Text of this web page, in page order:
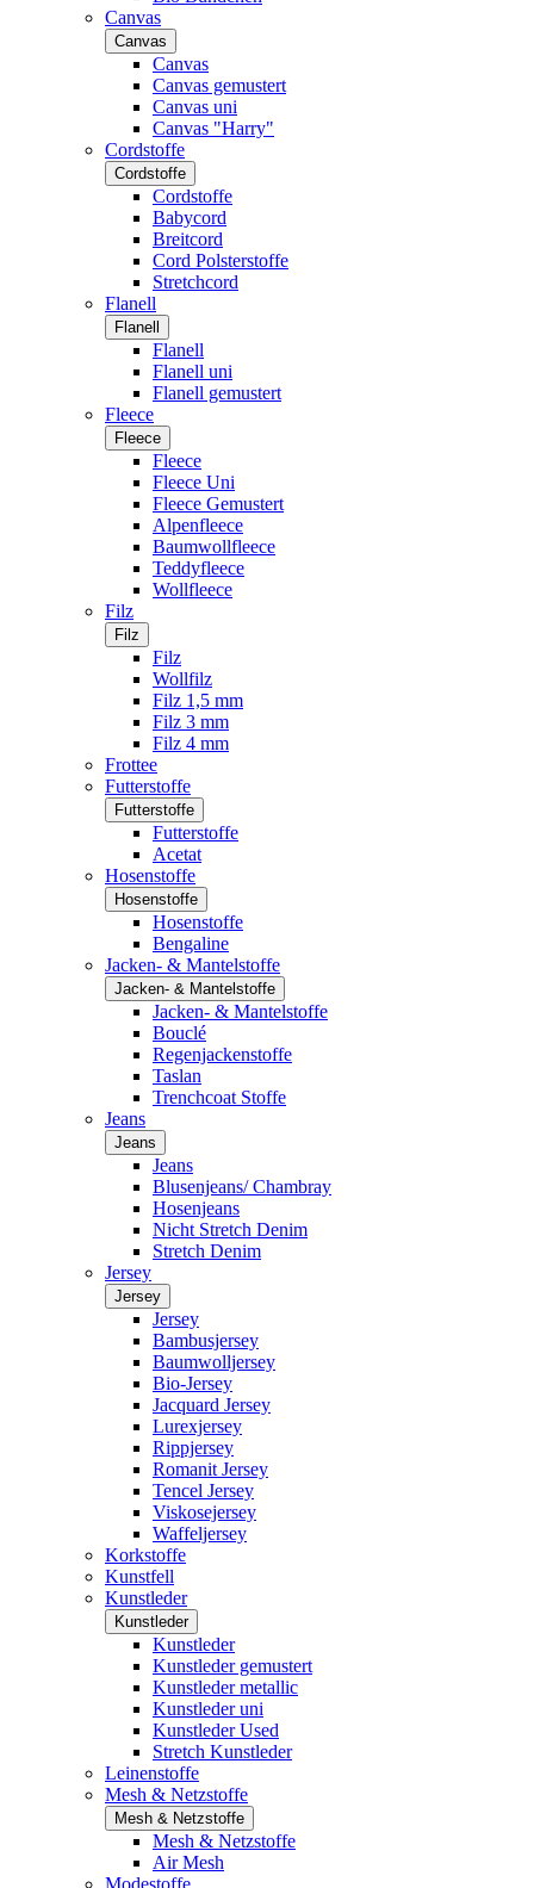
Canvas
Canvas
Canvas
Canvas gemustert
Canvas uni
Canvas "Harry"
Cordstoffe
Cordstoffe
Cordstoffe
Babycord
Breitcord
Cord Polsterstoffe
Stretchcord
Flanell
Flanell
Flanell
Flanell uni
Flanell gemustert
Fleece
Fleece
Fleece
Fleece Uni
Fleece Gemustert
Alpenfleece
Baumwollfleece
Teddyfleece
Wollfleece
Filz
Filz
Filz
Wollfilz
Filz 1,5 mm
Filz 3 mm
Filz 4 mm
Frottee
Futterstoffe
Futterstoffe
Futterstoffe
Acetat
Hosenstoffe
Hosenstoffe
Hosenstoffe
Bengaline
Jacken- & Mantelstoffe
Jacken- & Mantelstoffe
Jacken- & Mantelstoffe
Bouclé
Regenjackenstoffe
Taslan
Trenchcoat Stoffe
Jeans
Jeans
Jeans
Blusenjeans/ Chambray
Hosenjeans
Nicht Stretch Denim
Stretch Denim
Jersey
Jersey
Jersey
Bambusjersey
Baumwolljersey
Bio-Jersey
Jacquard Jersey
Lurexjersey
Rippjersey
Romanit Jersey
Tencel Jersey
Viskosejersey
Waffeljersey
Korkstoffe
Kunstfell
Kunstleder
Kunstleder
Kunstleder
Kunstleder gemustert
Kunstleder metallic
Kunstleder uni
Kunstleder Used
Stretch Kunstleder
Leinenstoffe
Mesh & Netzstoffe
Mesh & Netzstoffe
Mesh & Netzstoffe
Air Mesh
Modestoffe